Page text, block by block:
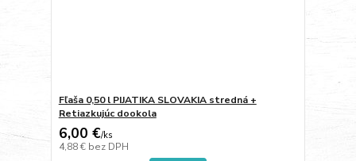
Fľaša 0,50 l PIJATIKA SLOVAKIA stredná +
Retiazkujúc dookola
6,00 €/ks
4,88 € bez DPH